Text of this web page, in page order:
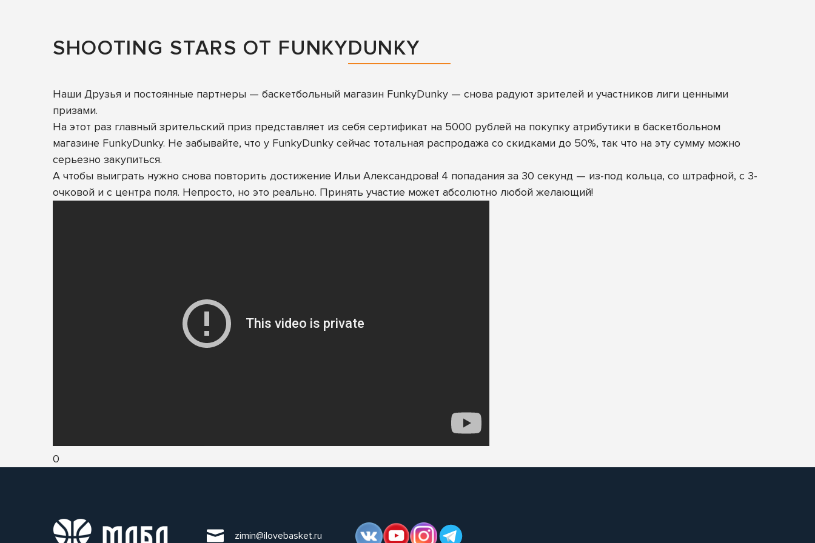
SHOOTING STARS ОТ FUNKYDUNKY
Наши Друзья и постоянные партнеры — баскетбольный магазин FunkyDunky — снова радуют зрителей и участников лиги ценными
призами.
На этот раз главный зрительский приз представляет из себя сертификат на 5000 рублей на покупку атрибутики в баскетбольном
магазине FunkyDunky. Не забывайте, что у FunkyDunky сейчас тотальная распродажа со скидками до 50%, так что на эту сумму можно
серьезно закупиться.
А чтобы выиграть нужно снова повторить достижение Ильи Александрова! 4 попадания за 30 секунд — из-под кольца, со штрафной, с 3-
очковой и с центра поля. Непросто, но это реально. Принять участие может абсолютно любой желающий!
0
zimin@ilovebasket.ru